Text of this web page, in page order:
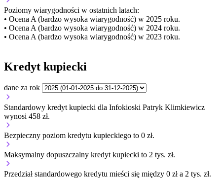
Poziomy wiarygodności w ostatnich latach:
• Ocena A (bardzo wysoka wiarygodność) w 2025 roku.
• Ocena A (bardzo wysoka wiarygodność) w 2024 roku.
• Ocena A (bardzo wysoka wiarygodność) w 2023 roku.
Kredyt kupiecki
dane za rok
Standardowy kredyt kupiecki dla Infokioski Patryk Klimkiewicz
wynosi 458 zł.
Bezpieczny poziom kredytu kupieckiego to 0 zł.
Maksymalny dopuszczalny kredyt kupiecki to 2 tys. zł.
Przedział standardowego kredytu mieści się między 0 zł a 2 tys. zł.